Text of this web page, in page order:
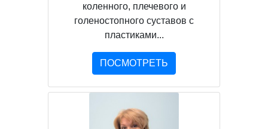
коленного, плечевого и
голеностопного суставов с
пластиками...
ПОСМОТРЕТЬ